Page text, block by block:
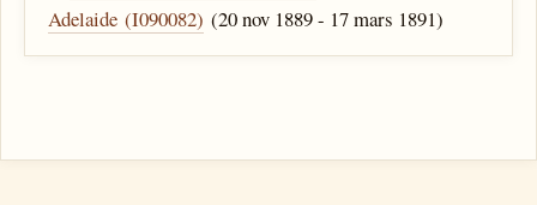
Adelaide (I090082) (20 nov 1889 - 17 mars 1891)